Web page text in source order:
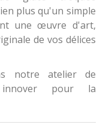
plus qu'un simple
une œuvre d'art,
de vos délices
notre atelier de
innover pour la